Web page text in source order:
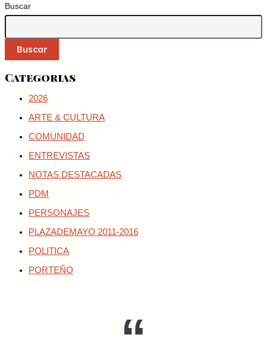
Buscar
Buscar
Categorias
2026
ARTE & CULTURA
COMUNIDAD
ENTREVISTAS
NOTAS DESTACADAS
PDM
PERSONAJES
PLAZADEMAYO 2011-2016
POLITICA
PORTEÑO